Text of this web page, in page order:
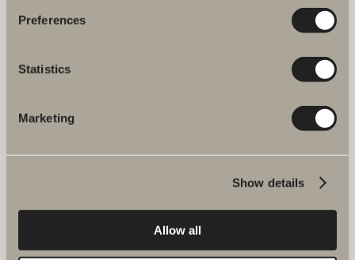
Preferences
Statistics
Marketing
Show details
Allow all
Svedbergs kundservice.
Produkter
Ritverktyg